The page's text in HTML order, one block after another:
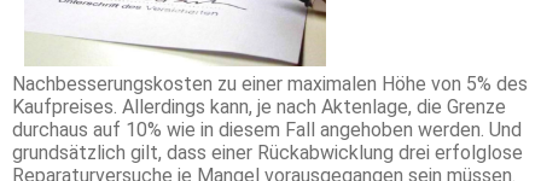
Nachbesserungskosten zu einer maximalen Höhe von 5% des
Kaufpreises. Allerdings kann, je nach Aktenlage, die Grenze
durchaus auf 10% wie in diesem Fall angehoben werden. Und
grundsätzlich gilt, dass einer Rückabwicklung drei erfolglose
Reparaturversuche je Mangel vorausgegangen sein müssen.